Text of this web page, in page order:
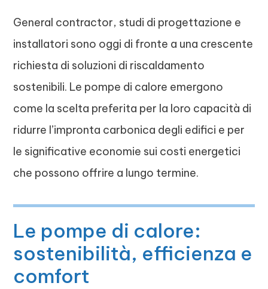
General contractor, studi di progettazione e
installatori sono oggi di fronte a una crescente
richiesta di soluzioni di riscaldamento
sostenibili. Le pompe di calore emergono
come la scelta preferita per la loro capacità di
ridurre l’impronta carbonica degli edifici e per
le significative economie sui costi energetici
che possono offrire a lungo termine.
Le pompe di calore:
sostenibilità, efficienza e
comfort